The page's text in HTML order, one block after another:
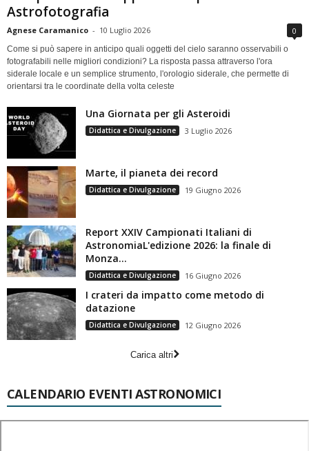
Astrofotografia
Agnese Caramanico - 10 Luglio 2026 0
Come si può sapere in anticipo quali oggetti del cielo saranno osservabili o
fotografabili nelle migliori condizioni? La risposta passa attraverso l'ora
siderale locale e un semplice strumento, l'orologio siderale, che permette di
orientarsi tra le coordinate della volta celeste
Una Giornata per gli Asteroidi
Didattica e Divulgazione 3 Luglio 2026
Marte, il pianeta dei record
Didattica e Divulgazione 19 Giugno 2026
Report XXIV Campionati Italiani di
AstronomiaL'edizione 2026: la finale di
Monza...
Didattica e Divulgazione 16 Giugno 2026
I crateri da impatto come metodo di
datazione
Didattica e Divulgazione 12 Giugno 2026
Carica altri
CALENDARIO EVENTI ASTRONOMICI